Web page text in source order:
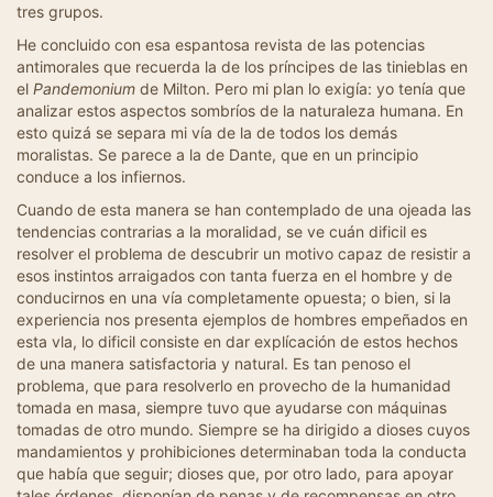
tres grupos.
He concluido con esa espantosa revista de las potencias
antimorales que recuerda la de los príncipes de las tinieblas en
el Pandemonium de Milton. Pero mi plan lo exigía: yo tenía que
analizar estos aspectos sombríos de la naturaleza humana. En
esto quizá se separa mi vía de la de todos los demás
moralistas. Se parece a la de Dante, que en un principio
conduce a los infiernos.
Cuando de esta manera se han contemplado de una ojeada las
tendencias contrarias a la moralidad, se ve cuán dificil es
resolver el problema de descubrir un motivo capaz de resistir a
esos instintos arraigados con tanta fuerza en el hombre y de
conducirnos en una vía completamente opuesta; o bien, si la
experiencia nos presenta ejemplos de hombres empeñados en
esta vla, lo dificil consiste en dar explícación de estos hechos
de una manera satisfactoria y natural. Es tan penoso el
problema, que para resolverlo en provecho de la humanidad
tomada en masa, siempre tuvo que ayudarse con máquinas
tomadas de otro mundo. Siempre se ha dirigido a dioses cuyos
mandamientos y prohibiciones determinaban toda la conducta
que había que seguir; dioses que, por otro lado, para apoyar